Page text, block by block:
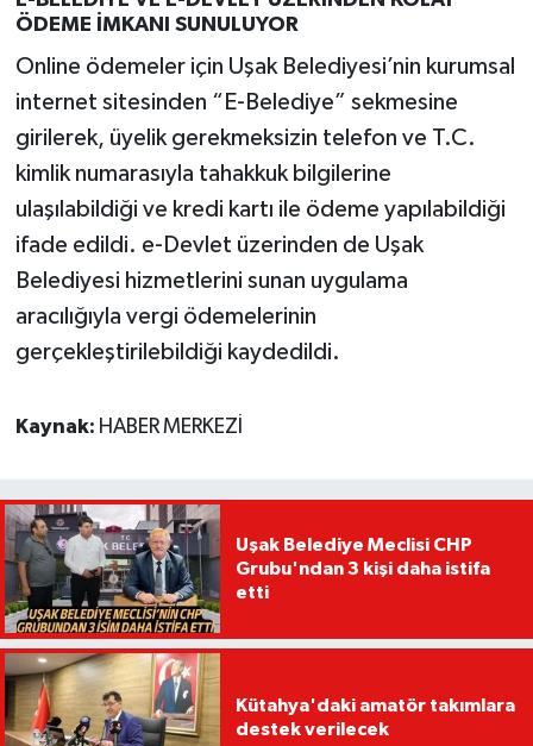
ÖDEME İMKANI SUNULUYOR
Online ödemeler için Uşak Belediyesi’nin kurumsal
internet sitesinden “E-Belediye” sekmesine
girilerek, üyelik gerekmeksizin telefon ve T.C.
kimlik numarasıyla tahakkuk bilgilerine
ulaşılabildiği ve kredi kartı ile ödeme yapılabildiği
ifade edildi. e-Devlet üzerinden de Uşak
Belediyesi hizmetlerini sunan uygulama
aracılığıyla vergi ödemelerinin
gerçekleştirilebildiği kaydedildi.
Kaynak: HABER MERKEZİ
Uşak Belediye Meclisi CHP
Grubu'ndan 3 kişi daha istifa
etti
Kütahya'daki amatör takımlara
destek verilecek